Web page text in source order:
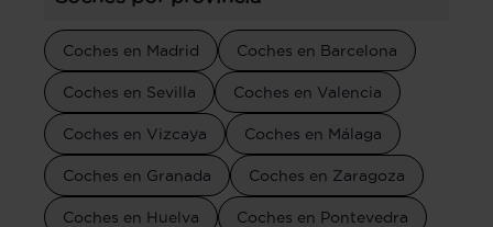
Coches en Madrid Coches en Barcelona
Coches en Sevilla Coches en Valencia
Coches en Vizcaya Coches en Málaga
Coches en Granada Coches en Zaragoza
Coches en Huelva Coches en Pontevedra